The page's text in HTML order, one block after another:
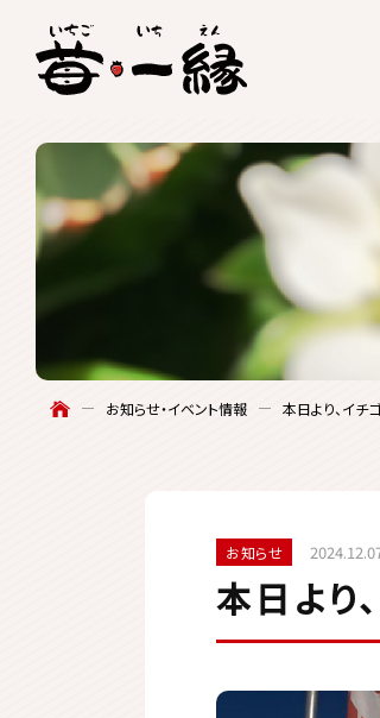
お知らせ・イベント情報 本日より、イチ
お知らせ
本日より